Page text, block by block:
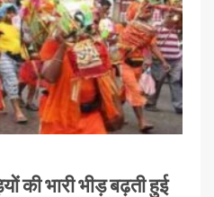
की भारी भीड़ बढ़ती हुई